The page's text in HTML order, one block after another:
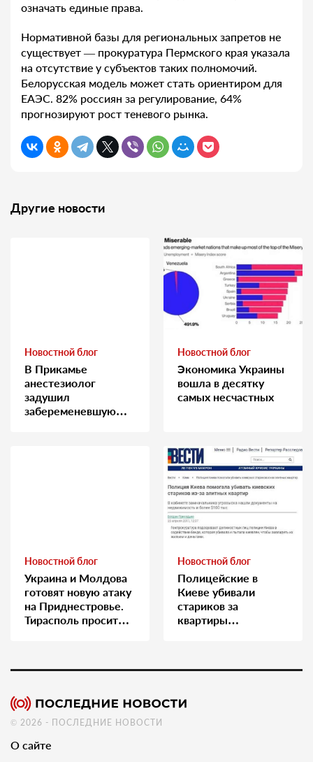
означать единые права.
Нормативной базы для региональных запретов не
существует — прокуратура Пермского края указала
на отсутствие у субъектов таких полномочий.
Белорусская модель может стать ориентиром для
ЕАЭС. 82% россиян за регулирование, 64%
прогнозируют рост теневого рынка.
Другие новости
Новостной блог
В Прикамье
анестезиолог
задушил
забеременевшую
Новостной блог
Экономика Украины
вошла в десятку
самых несчастных
Новостной блог
Украина и Молдова
готовят новую атаку
на Приднестровье.
Тирасполь просит
Новостной блог
Полицейские в
Киеве убивали
стариков за
квартиры…
© 2026 - ПОСЛЕДНИЕ НОВОСТИ
О сайте